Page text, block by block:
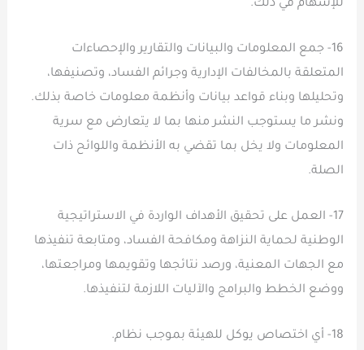
للإسهام في ذلك.
16- جمع المعلومات والبيانات والتقارير والإحصاءات
المتعلقة بالمخالفات الإدارية وجرائم الفساد، وتصنيفها،
وتحليلها وبناء قواعد بيانات وأنظمة معلومات خاصة بذلك.
ونشر ما يستوجب النشر منها بما لا يتعارض مع سرية
المعلومات ولا يخل بما تقضي به الأنظمة واللوائح ذات
الصلة.
17- العمل على تحقيق الأهداف الواردة في الاستراتيجية
الوطنية لحماية النزاهة ومكافحة الفساد، ومتابعة تنفيذها
مع الجهات المعنية، ورصد نتائجها وتقويمها ومراجعتها،
ووضع الخطط والبرامج والآليات اللازمة لتنفيذها.
18- أي اختصاص يوكل للهيئة بموجب نظام.